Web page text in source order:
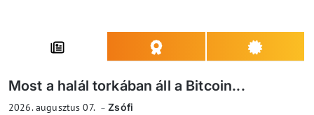
Most a halál torkában áll a Bitcoin...
2026. augusztus 07. Zsófi